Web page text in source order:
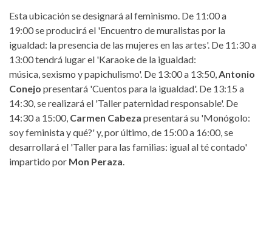
Esta ubicación se designará al feminismo. De 11:00 a
19:00 se producirá el 'Encuentro de muralistas por la
igualdad: la presencia de las mujeres en las artes'. De 11:30 a
13:00 tendrá lugar el 'Karaoke de la igualdad:
música, sexismo y papichulismo'. De 13:00 a 13:50,Antonio
Conejo presentará 'Cuentos para la igualdad'. De 13:15 a
14:30, se realizará el 'Taller paternidad responsable'. De
14:30 a 15:00, Carmen Cabeza presentará su 'Monógolo:
soy feminista y qué?' y, por último, de 15:00 a 16:00, se
desarrollará el 'Taller para las familias: igual al té contado'
impartido por Mon Peraza.